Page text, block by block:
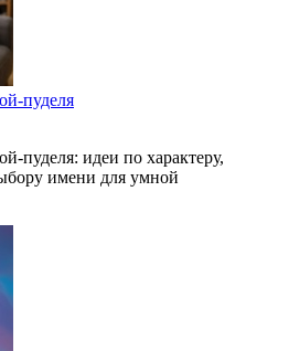
пуделя
пуделя: идеи по характеру,
имени для умной